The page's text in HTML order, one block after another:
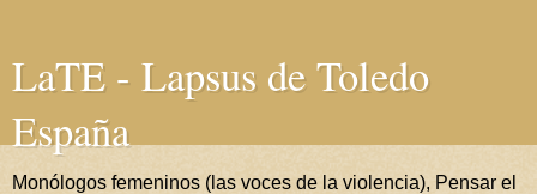
LaTE - Lapsus de Toledo
España
Monólogos femeninos (las voces de la violencia), Pensar el